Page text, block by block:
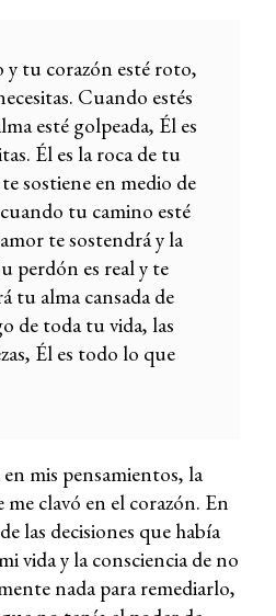
y tu corazón esté roto,
Cuando estés
esté golpeada, Él es
Él es la roca de tu
sostiene en medio de
tu camino esté
te sostendrá y la
perdón es real y te
tu alma cansada de
de toda tu vida, las
Él es todo lo que
mis pensamientos, la
me clavó en el corazón. En
las decisiones que había
vida y la consciencia de no
nada para remediarlo,